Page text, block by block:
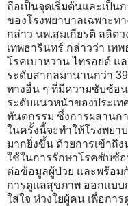
ถือเป็นจุดเริ่มต้นและเป็น
ของโรงพยาบาลเฉพาะท
กล่าว นพ.สมเกียรติ ลลิต
เทพธารินทร์ กล่าวว่า เ
โรคเบาหวาน ไทรอยด์ แ
ระดับสากลมานานกว่า
ทางอื่น ๆ ที่มีความซับซ้อ
ระดับแนวหน้าของประเ
ทันตกรรม ซึ่งการผสานก
ในครั้งนี้จะทำให้โรงพยา
มากยิ่งขึ้น ด้วยการเข้าถึ
ใช้ในการรักษาโรคซับซ้
ต่อข้อมูลผู้ป่วย และพร้อม
การดูแลสุขภาพ ออกแบบ
ใส่ใจ ห่วงใยผู้คน เพื่อกา